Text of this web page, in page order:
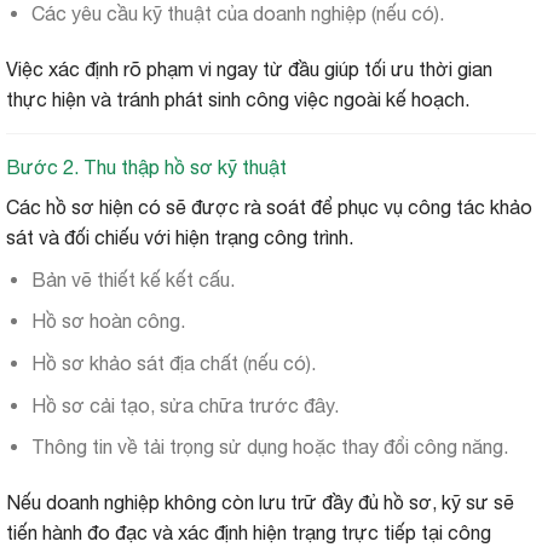
Các yêu cầu kỹ thuật của doanh nghiệp (nếu có).
Việc xác định rõ phạm vi ngay từ đầu giúp tối ưu thời gian
thực hiện và tránh phát sinh công việc ngoài kế hoạch.
Bước 2. Thu thập hồ sơ kỹ thuật
Các hồ sơ hiện có sẽ được rà soát để phục vụ công tác khảo
sát và đối chiếu với hiện trạng công trình.
Bản vẽ thiết kế kết cấu.
Hồ sơ hoàn công.
Hồ sơ khảo sát địa chất (nếu có).
Hồ sơ cải tạo, sửa chữa trước đây.
Thông tin về tải trọng sử dụng hoặc thay đổi công năng.
Nếu doanh nghiệp không còn lưu trữ đầy đủ hồ sơ, kỹ sư sẽ
tiến hành đo đạc và xác định hiện trạng trực tiếp tại công